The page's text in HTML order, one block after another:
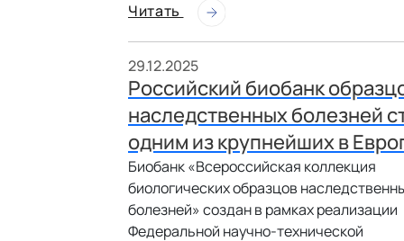
Читать
29.12.2025
Российский биобанк
наследственных болезней
одним из крупнейших в
Биобанк «Всероссийская коллекция
биологических образцов
болезней» создан в рамках реализации
Федеральной научно-технической